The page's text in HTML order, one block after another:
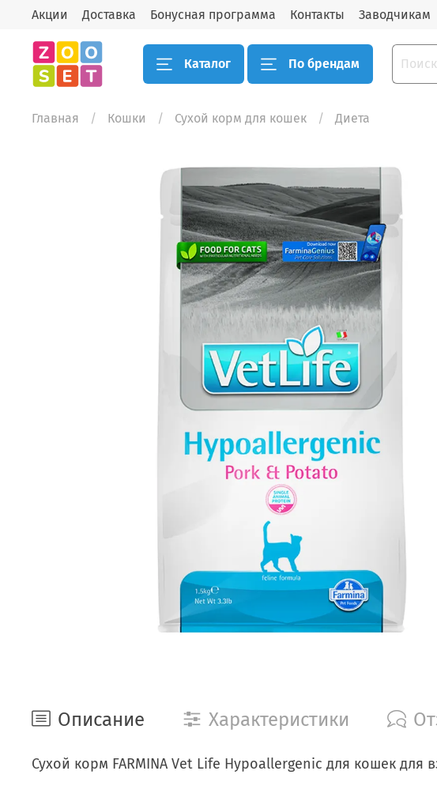
Акции Доставка Бонусная программа Контакты Заводчикам
Каталог По брендам
Главная Кошки Сухой корм для кошек Диета
Описание Характеристики
Сухой корм FARMINA Vet Life Hypoallergenic для кошек